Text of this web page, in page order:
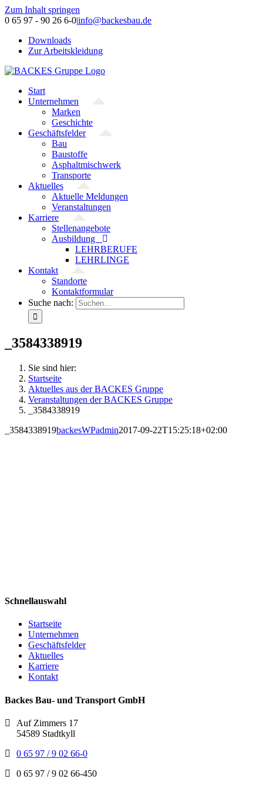
Zum Inhalt springen
0 65 97 - 90 26 6-0|info@backesbau.de
Downloads
Zur Arbeitskleidung
Start
Unternehmen
Marken
Geschichte
Geschäftsfelder
Bau
Baustoffe
Asphaltmischwerk
Transporte
Aktuelles
Aktuelle Meldungen
Veranstaltungen
Karriere
Stellenangebote
Ausbildung
LEHRBERUFE
LEHRLINGE
Kontakt
Standorte
Kontaktformular
Suche nach:
_3584338919
Sie sind hier:
Startseite
Aktuelles aus der BACKES Gruppe
Veranstaltungen der BACKES Gruppe
_3584338919
_3584338919backesWPadmin2017-09-22T15:25:18+02:00
Schnellauswahl
Startseite
Unternehmen
Geschäftsfelder
Aktuelles
Karriere
Kontakt
Backes Bau- und Transport GmbH
Auf Zimmers 17
54589 Stadtkyll
0 65 97 / 9 02 66-0
0 65 97 / 9 02 66-450